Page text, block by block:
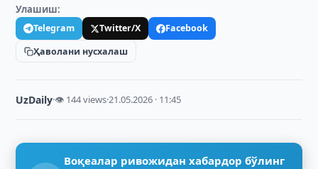
Улашиш:
Telegram Twitter/X
Facebook
Ҳаволани нусхалаш
UzDaily·👁 144 views·21.05.2026 · 11:45
Воқеалар ривожидан хабардор бўлинг